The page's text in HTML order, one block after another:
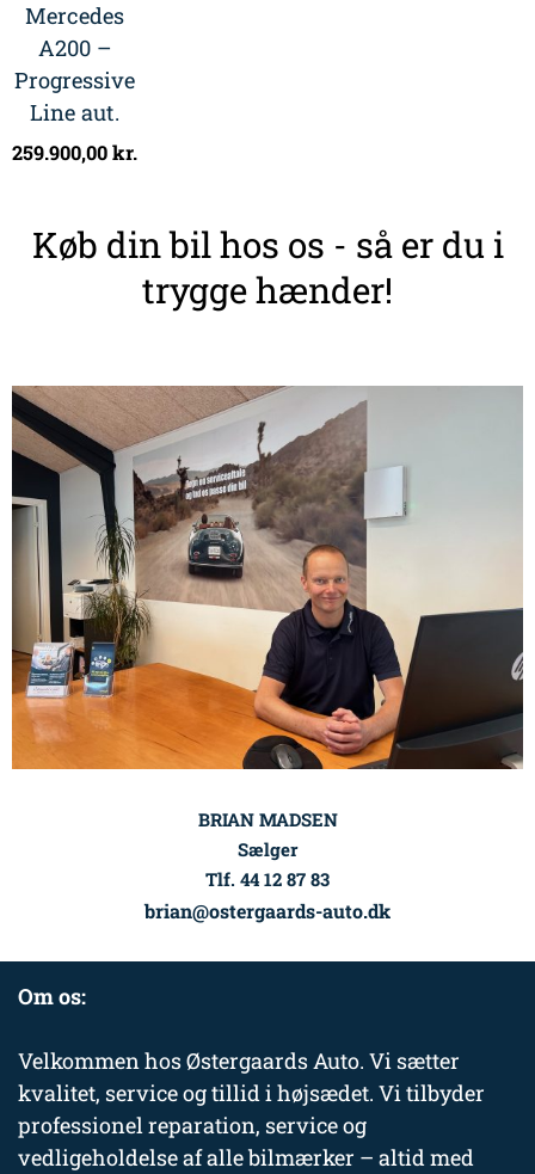
Mercedes
A200 –
Progressive
Line aut.
259.900,00kr.
Køb din bil hos os - så er du i
trygge hænder!
BRIAN MADSEN
Sælger
Tlf. 44 12 87 83
brian@ostergaards-auto.dk
Om os:
Velkommen hos Østergaards Auto. Vi sætter
kvalitet, service og tillid i højsædet. Vi tilbyder
professionel reparation, service og
vedligeholdelse af alle bilmærker – altid med